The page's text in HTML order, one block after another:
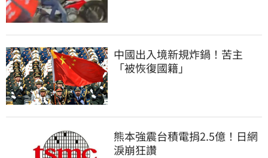
中國出入境新規炸鍋！苦主
「被恢復國籍」
熊本強震台積電捐2.5億！日網
淚崩狂讚